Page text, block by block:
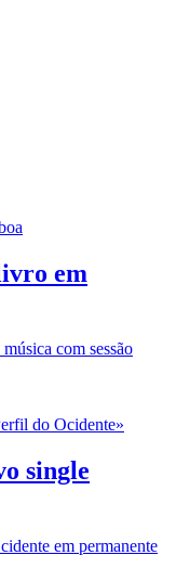
em
com sessão
single
em permanente